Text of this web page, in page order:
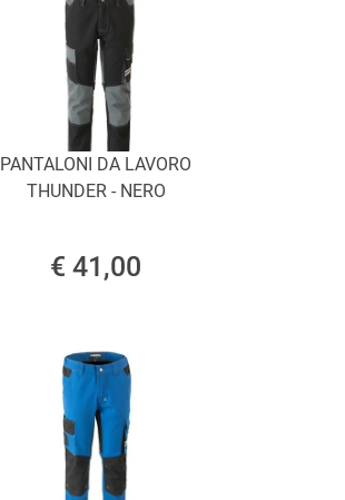
PANTALONI DA LAVORO
THUNDER - NERO
€ 41,00